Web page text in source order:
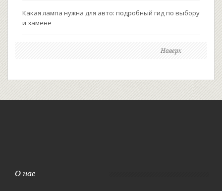
Какая лампа нужна для авто: подробный гид по выбору
и замене
Наверх
О нас